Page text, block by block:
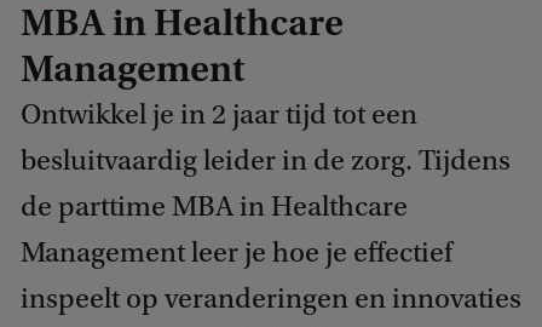
MBA in Healthcare
Management
Ontwikkel je in 2 jaar tijd tot een
besluitvaardig leider in de zorg. Tijdens
de parttime MBA in Healthcare
Management leer je hoe je effectief
inspeelt op veranderingen en innovaties